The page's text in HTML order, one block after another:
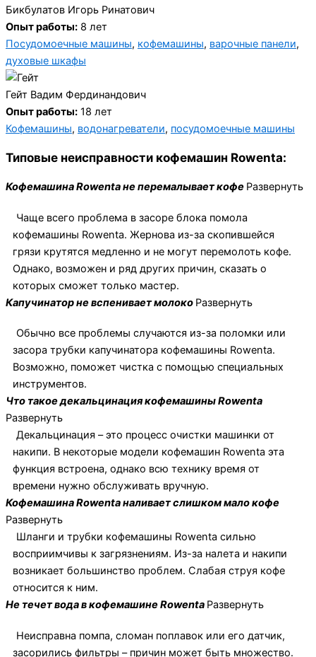
Бикбулатов Игорь Ринатович
Опыт работы: 8 лет
Посудомоечные машины, кофемашины, варочные панели,
духовые шкафы
Гейт Вадим Фердинандович
Опыт работы: 18 лет
Кофемашины, водонагреватели, посудомоечные машины
Типовые неисправности кофемашин Rowenta:
Кофемашина Rowenta не перемалывает кофе Развернуть
Чаще всего проблема в засоре блока помола
кофемашины Rowenta. Жернова из-за скопившейся
грязи крутятся медленно и не могут перемолоть кофе.
Однако, возможен и ряд других причин, сказать о
которых сможет только мастер.
Капучинатор не вспенивает молоко Развернуть
Обычно все проблемы случаются из-за поломки или
засора трубки капучинатора кофемашины Rowenta.
Возможно, поможет чистка с помощью специальных
инструментов.
Что такое декальцинация кофемашины Rowenta
Развернуть
Декальцинация – это процесс очистки машинки от
накипи. В некоторые модели кофемашин Rowenta эта
функция встроена, однако всю технику время от
времени нужно обслуживать вручную.
Кофемашина Rowenta наливает слишком мало кофе
Развернуть
Шланги и трубки кофемашины Rowenta сильно
восприимчивы к загрязнениям. Из-за налета и накипи
возникает большинство проблем. Слабая струя кофе
относится к ним.
Не течет вода в кофемашине Rowenta Развернуть
Неисправна помпа, сломан поплавок или его датчик,
засорились фильтры – причин может быть множество.